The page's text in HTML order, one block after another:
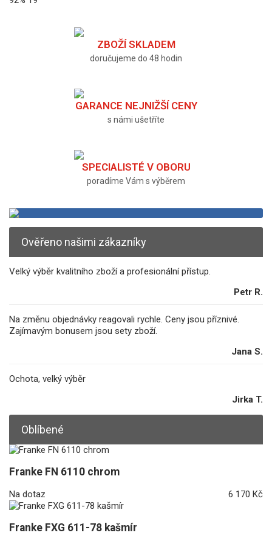
ZBOŽÍ SKLADEM
doručujeme do 48 hodin
GARANCE NEJNIŽŠÍ CENY
s námi ušetříte
SPECIALISTÉ V OBORU
poradíme Vám s výběrem
Ověřeno našimi zákazníky
Velký výběr kvalitního zboží a profesionální přístup.
Petr R.
Na změnu objednávky reagovali rychle. Ceny jsou příznivé.
Zajímavým bonusem jsou sety zboží.
Jana S.
Ochota, velký výběr
Jirka T.
Oblíbené
Franke FN 6110 chrom
Na dotaz 6 170 Kč
Franke FXG 611-78 kašmír